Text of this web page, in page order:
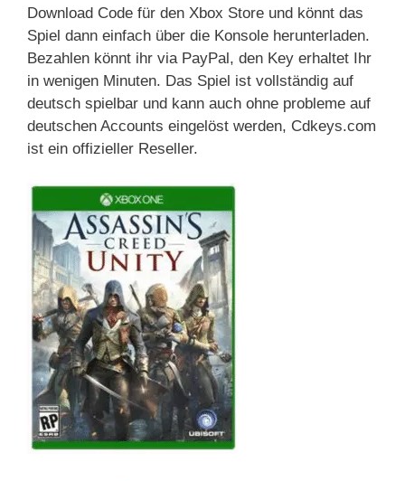
Download Code für den Xbox Store und könnt das
Spiel dann einfach über die Konsole herunterladen.
Bezahlen könnt ihr via PayPal, den Key erhaltet Ihr
in wenigen Minuten. Das Spiel ist vollständig auf
deutsch spielbar und kann auch ohne probleme auf
deutschen Accounts eingelöst werden, Cdkeys.com
ist ein offizieller Reseller.